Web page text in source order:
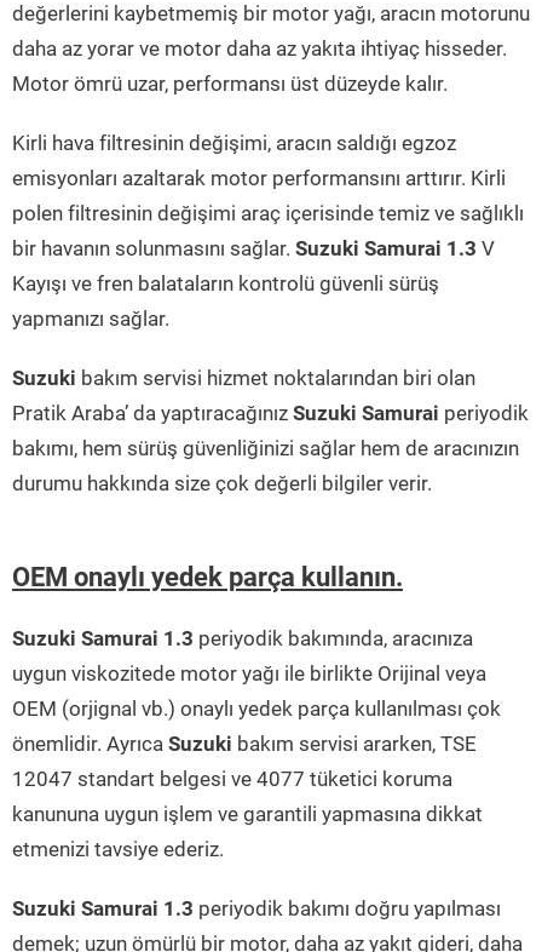
değerlerini kaybetmemiş bir motor yağı, aracın motorunu
daha az yorar ve motor daha az yakıta ihtiyaç hisseder.
Motor ömrü uzar, performansı üst düzeyde kalır.
Kirli hava filtresinin değişimi, aracın saldığı egzoz
emisyonları azaltarak motor performansını arttırır. Kirli
polen filtresinin değişimi araç içerisinde temiz ve sağlıklı
bir havanın solunmasını sağlar. Suzuki Samurai 1.3 V
Kayışı ve fren balataların kontrolü güvenli sürüş
yapmanızı sağlar.
Suzuki bakım servisi hizmet noktalarından biri olan
Pratik Araba’ da yaptıracağınız Suzuki Samurai periyodik
bakımı, hem sürüş güvenliğinizi sağlar hem de aracınızın
durumu hakkında size çok değerli bilgiler verir.
OEM onaylı yedek parça kullanın.
Suzuki Samurai 1.3 periyodik bakımında, aracınıza
uygun viskozitede motor yağı ile birlikte Orijinal veya
OEM (orjignal vb.) onaylı yedek parça kullanılması çok
önemlidir. Ayrıca Suzuki bakım servisi ararken, TSE
12047 standart belgesi ve 4077 tüketici koruma
kanununa uygun işlem ve garantili yapmasına dikkat
etmenizi tavsiye ederiz.
Suzuki Samurai 1.3 periyodik bakımı doğru yapılması
demek; uzun ömürlü bir motor, daha az yakıt gideri, daha